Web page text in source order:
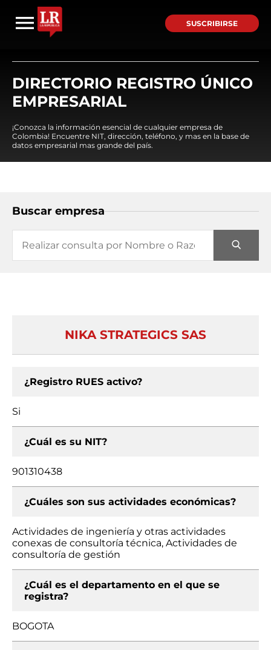
SUSCRIBIRSE
DIRECTORIO REGISTRO ÚNICO
EMPRESARIAL
¡Conozca la información esencial de cualquier empresa de
Colombia! Encuentre NIT, dirección, teléfono, y mas en la base de
datos empresarial mas grande del país.
Buscar empresa
NIKA STRATEGICS SAS
¿Registro RUES activo?
Si
¿Cuál es su NIT?
901310438
¿Cuáles son sus actividades económicas?
Actividades de ingeniería y otras actividades
conexas de consultoría técnica, Actividades de
consultoría de gestión
¿Cuál es el departamento en el que se
registra?
BOGOTA